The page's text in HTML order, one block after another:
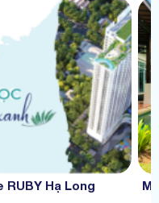
RUBY Hạ Long